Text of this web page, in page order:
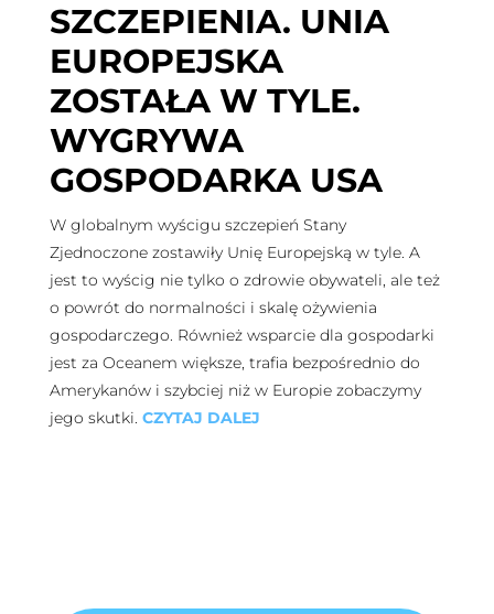
SZCZEPIENIA. UNIA
EUROPEJSKA
ZOSTAŁA W TYLE.
WYGRYWA
GOSPODARKA USA
W globalnym wyścigu szczepień Stany
Zjednoczone zostawiły Unię Europejską w tyle. A
jest to wyścig nie tylko o zdrowie obywateli, ale też
o powrót do normalności i skalę ożywienia
gospodarczego. Również wsparcie dla gospodarki
jest za Oceanem większe, trafia bezpośrednio do
Amerykanów i szybciej niż w Europie zobaczymy
jego skutki. CZYTAJ DALEJ